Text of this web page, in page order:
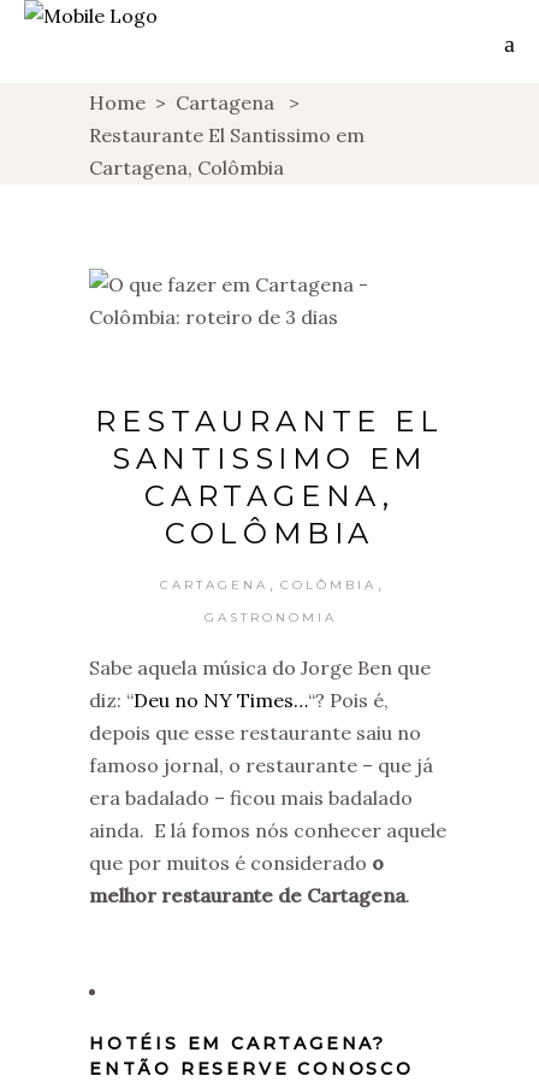
Home > Cartagena
>
Restaurante El Santissimo em
Cartagena, Colômbia
RESTAURANTE EL
SANTISSIMO EM
CARTAGENA,
COLÔMBIA
CARTAGENA COLÔMBIA
GASTRONOMIA
Sabe aquela música do Jorge Ben que
diz: “Deu no NY Times…“? Pois é,
depois que esse restaurante saiu no
famoso jornal, o restaurante – que já
era badalado – ficou mais badalado
ainda. E lá fomos nós conhecer aquele
que por muitos é considerado o
melhor restaurante de Cartagena.
HOTÉIS EM CARTAGENA?
ENTÃO RESERVE CONOSCO